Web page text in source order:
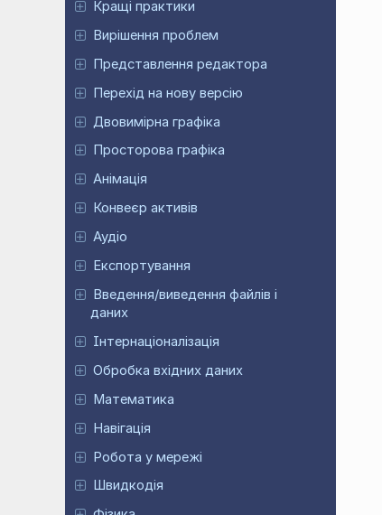
Кращі практики
Вирішення проблем
Представлення редактора
Перехід на нову версію
Двовимірна графіка
Просторова графіка
Анімація
Конвеєр активів
Аудіо
Експортування
Введення/виведення файлів і
даних
Інтернаціоналізація
Обробка вхідних даних
Математика
Навігація
Робота у мережі
Швидкодія